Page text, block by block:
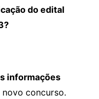
do edital
informações
concurso.